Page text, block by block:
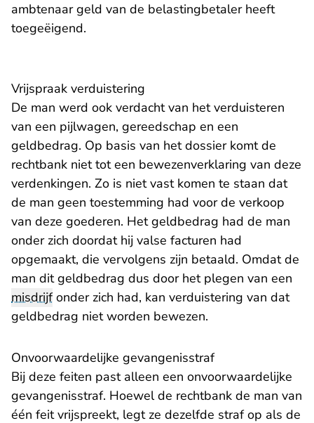
ambtenaar geld van de belastingbetaler heeft
toegeëigend.
Vrijspraak verduistering
De man werd ook verdacht van het verduisteren
van een pijlwagen, gereedschap en een
geldbedrag. Op basis van het dossier komt de
rechtbank niet tot een bewezenverklaring van deze
verdenkingen. Zo is niet vast komen te staan dat
de man geen toestemming had voor de verkoop
van deze goederen. Het geldbedrag had de man
onder zich doordat hij valse facturen had
opgemaakt, die vervolgens zijn betaald. Omdat de
man dit geldbedrag dus door het plegen van een
misdrijfonder zich had, kan verduistering van dat
geldbedrag niet worden bewezen.
Onvoorwaardelijke gevangenisstraf
Bij deze feiten past alleen een onvoorwaardelijke
gevangenisstraf. Hoewel de rechtbank de man van
één feit vrijspreekt, legt ze dezelfde straf op als de